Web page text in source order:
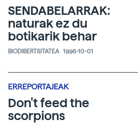
SENDABELARRAK:
naturak ez du
botikarik behar
BIODIBERTSITATEA 1996-10-01
ERREPORTAJEAK
Don't feed the
scorpions